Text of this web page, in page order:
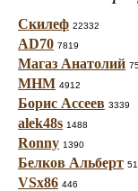
Скилеф 22332
AD70 7819
Магаз Анатолий
МНМ 4912
Борис Ассеев 3339
alek48s 1488
Ronny 1390
Белков Альберт
VSx86 446